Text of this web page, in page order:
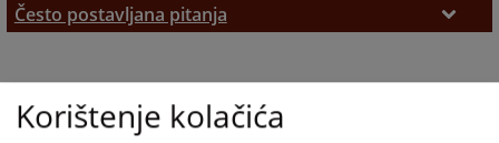
Često postavljana pitanja
Korištenje kolačića